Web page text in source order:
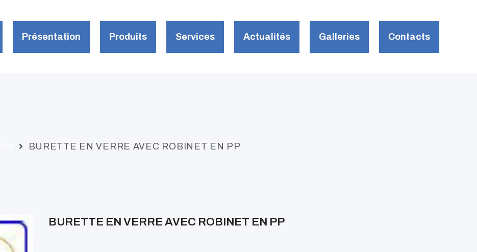
Présentation Produits Services Actualités Galleries Contacts
LEADER EXPO
PRÉSENTATION
PRODUITS
CONTACTS
BURETTE EN VERRE AVEC ROBINET EN PP
BURETTE EN VERRE AVEC ROBINET EN PP